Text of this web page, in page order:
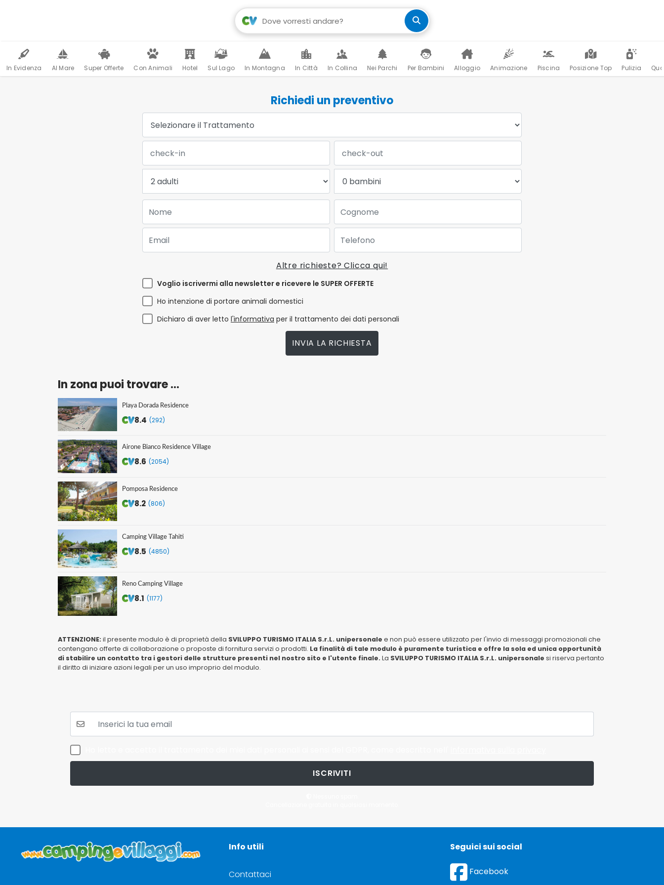
In Evidenza Al Mare Super Offerte Con Animali Hotel Sul Lago In Montagna In Città In Collina Nei Parchi Per Bambini Alloggio Animazione Piscina Posizione Top Pulizia
Richiedi un preventivo
Altre richieste? Clicca qui!
Voglio iscrivermi alla newsletter e ricevere le SUPER OFFERTE
Ho intenzione di portare animali domestici
Dichiaro di aver letto l'informativa per il trattamento dei dati personali
INVIA LA RICHIESTA
In zona puoi trovare ...
Playa Dorada Residence
8.4 (292)
Airone Bianco Residence Village
8.6 (2054)
Pomposa Residence
8.2 (806)
Camping Village Tahiti
8.5 (4850)
Reno Camping Village
8.1 (1177)
ATTENZIONE: il presente modulo è di proprietà della SVILUPPO TURISMO ITALIA S.r.L. unipersonale e non può essere utilizzato per l'invio di messaggi promozionali che
contengano offerte di collaborazione o proposte di fornitura servizi o prodotti. La finalità di tale modulo è puramente turistica e offre la sola ed unica opportunità
di stabilire un contatto tra i gestori delle strutture presenti nel nostro sito e l'utente finale. La SVILUPPO TURISMO ITALIA S.r.L. unipersonale si riserva pertanto
il diritto di iniziare azioni legali per un uso improprio del modulo.
ISCRIVITI
Info utili
Contattaci
Seguici sui social
Facebook